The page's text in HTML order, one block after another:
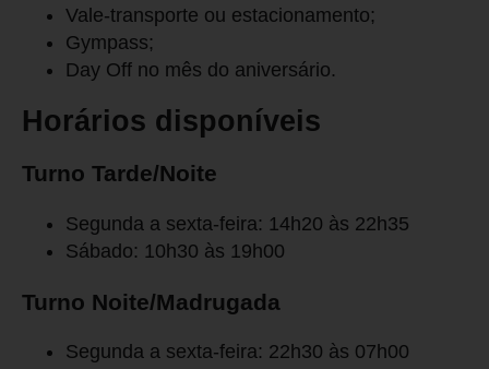
Vale-transporte ou estacionamento;
Gympass;
Day Off no mês do aniversário.
Horários disponíveis
Turno Tarde/Noite
Segunda a sexta-feira: 14h20 às 22h35
Sábado: 10h30 às 19h00
Turno Noite/Madrugada
Segunda a sexta-feira: 22h30 às 07h00